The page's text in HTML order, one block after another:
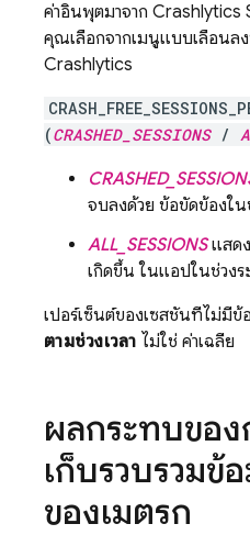
ค่าอินพุตมาจาก Crashlytics
คุณเลือกจากเมนูแบบเลื่อนล
Crashlytics
(CRASHED_SESSIONS/
จบลงด้วย ข้อขัดข้องใน
ALL_SESSIONSแสด
เกิดขึ้น ในแอปในช่วงร
เปอร์เซ็นต์ของเซสชันที่ไม่มีข้
ตามช่วงเวลา ไม่ใช่ ค่าเฉลี่ย
ผลกระทบของ
เก็บรวบรวม
ของเมตริก